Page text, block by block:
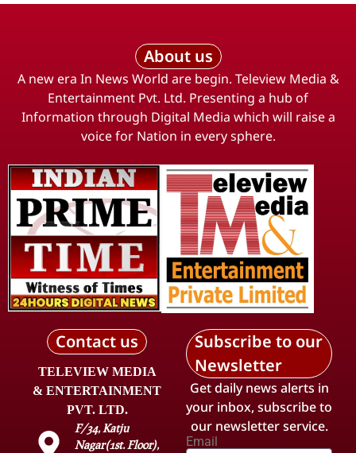
About us
A new era In News World are begin. Teleview Media &
Entertainment Pvt. Ltd. Presenting a hub of
Information through Digital Media which will raise a
voice for Nation in every sphere.
Contact us
TELEVIEW MEDIA
& ENTERTAINMENT
PVT. LTD.
F/34, Katju
Nagar(1st. Floor),
Subscribe to our
Newsletter
Get daily news alerts in
your inbox, subscribe to
our newsletter service.
Email